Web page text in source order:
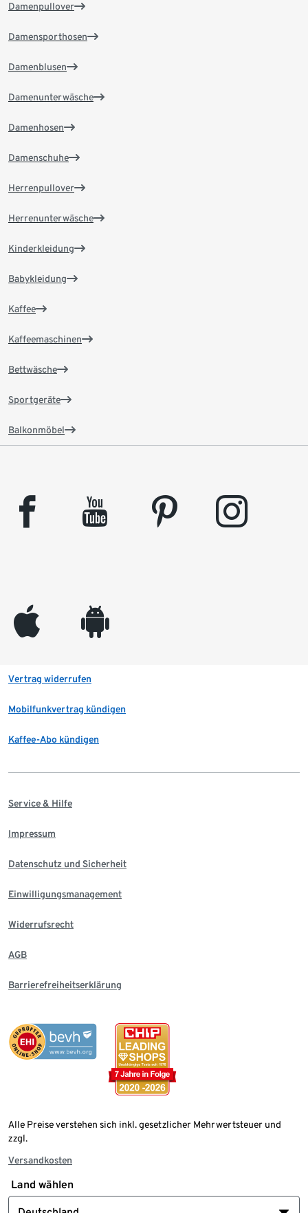
Damenpullover
Damensporthosen
Damenblusen
Damenunterwäsche
Damenhosen
Damenschuhe
Herrenpullover
Herrenunterwäsche
Kinderkleidung
Babykleidung
Kaffee
Kaffeemaschinen
Bettwäsche
Sportgeräte
Balkonmöbel
facebook youtube pinterest instagram
appleinc android
Vertrag widerrufen
Mobilfunkvertrag kündigen
Kaffee-Abo kündigen
Service & Hilfe
Impressum
Datenschutz und Sicherheit
Einwilligungsmanagement
Widerrufsrecht
AGB
Barrierefreiheitserklärung
Alle Preise verstehen sich inkl. gesetzlicher Mehrwertsteuer und
zzgl.
Versandkosten
Land wählen